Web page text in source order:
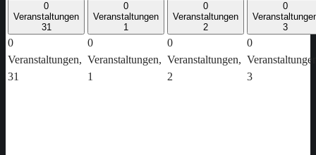
0
Veranstaltungen
31
0
Veranstaltungen,
31
0
Veranstaltungen
1
0
Veranstaltungen,
1
0
Veranstaltungen
2
0
Veranstaltungen,
2
0
3
0
3